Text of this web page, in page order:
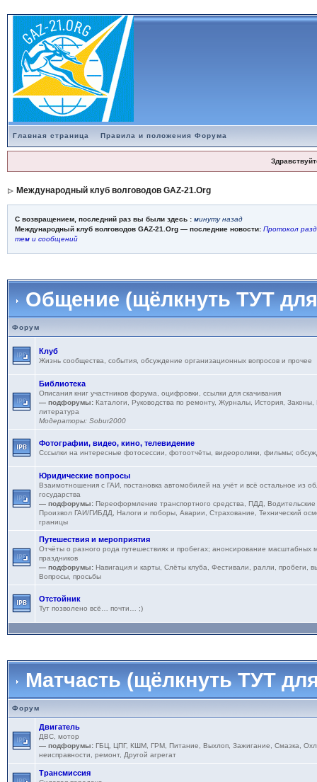
Главная страница Правила и положения Форума
Международный клуб волговодов GAZ-21.Org
С возвращением, последний раз вы были здесь : минуту назад
Международный клуб волговодов GAZ-21.Org — последние новости: Протокол
тем и сообщений
Общение (щёлкнуть ТУТ
Форум
Клуб
Жизнь сообщества, события, обсуждение организационных вопросов и прочее
Библиотека
Описания книг участников форума, оцифровки, ссылки для скачивания
— подфорумы: Каталоги Руководства по ремонту, Журналы, История, Законы,
литература
Модераторы: Sobur2000
Фотографии, видео, кино, телевидение
Сссылки на интересные фотосессии, фотоотчёты, видеоролики, фильмы;
Юридические вопросы
Взаимотношения с ГАИ, постановка автомобилей на учёт и всё остальное из
государства
— подфорумы: Переоформление транспортного средства ПДД
Водительские
Произвол ГАИ/ГИБДД
Налоги и поборы, Аварии Страхование
Технический
границы
Путешествия и мероприятия
Отчёты о разного рода путешествиях и пробегах; анонсирование масштабных
праздников
— подфорумы: Навигация и карты, Слёты клуба
Фестивали, ралли, пробеги,
Вопросы, просьбы
Отстойник
Тут позволено всё… почти… ;)
Матчасть (щёлкнуть ТУТ
Форум
Двигатель
ДВС, мотор
— подфорумы: ГБЦ, ЦПГ, КШМ, ГРМ, Питание Выхлоп, Зажигание Смазка
неисправности, ремонт, Другой агрегат
Трансмиссия